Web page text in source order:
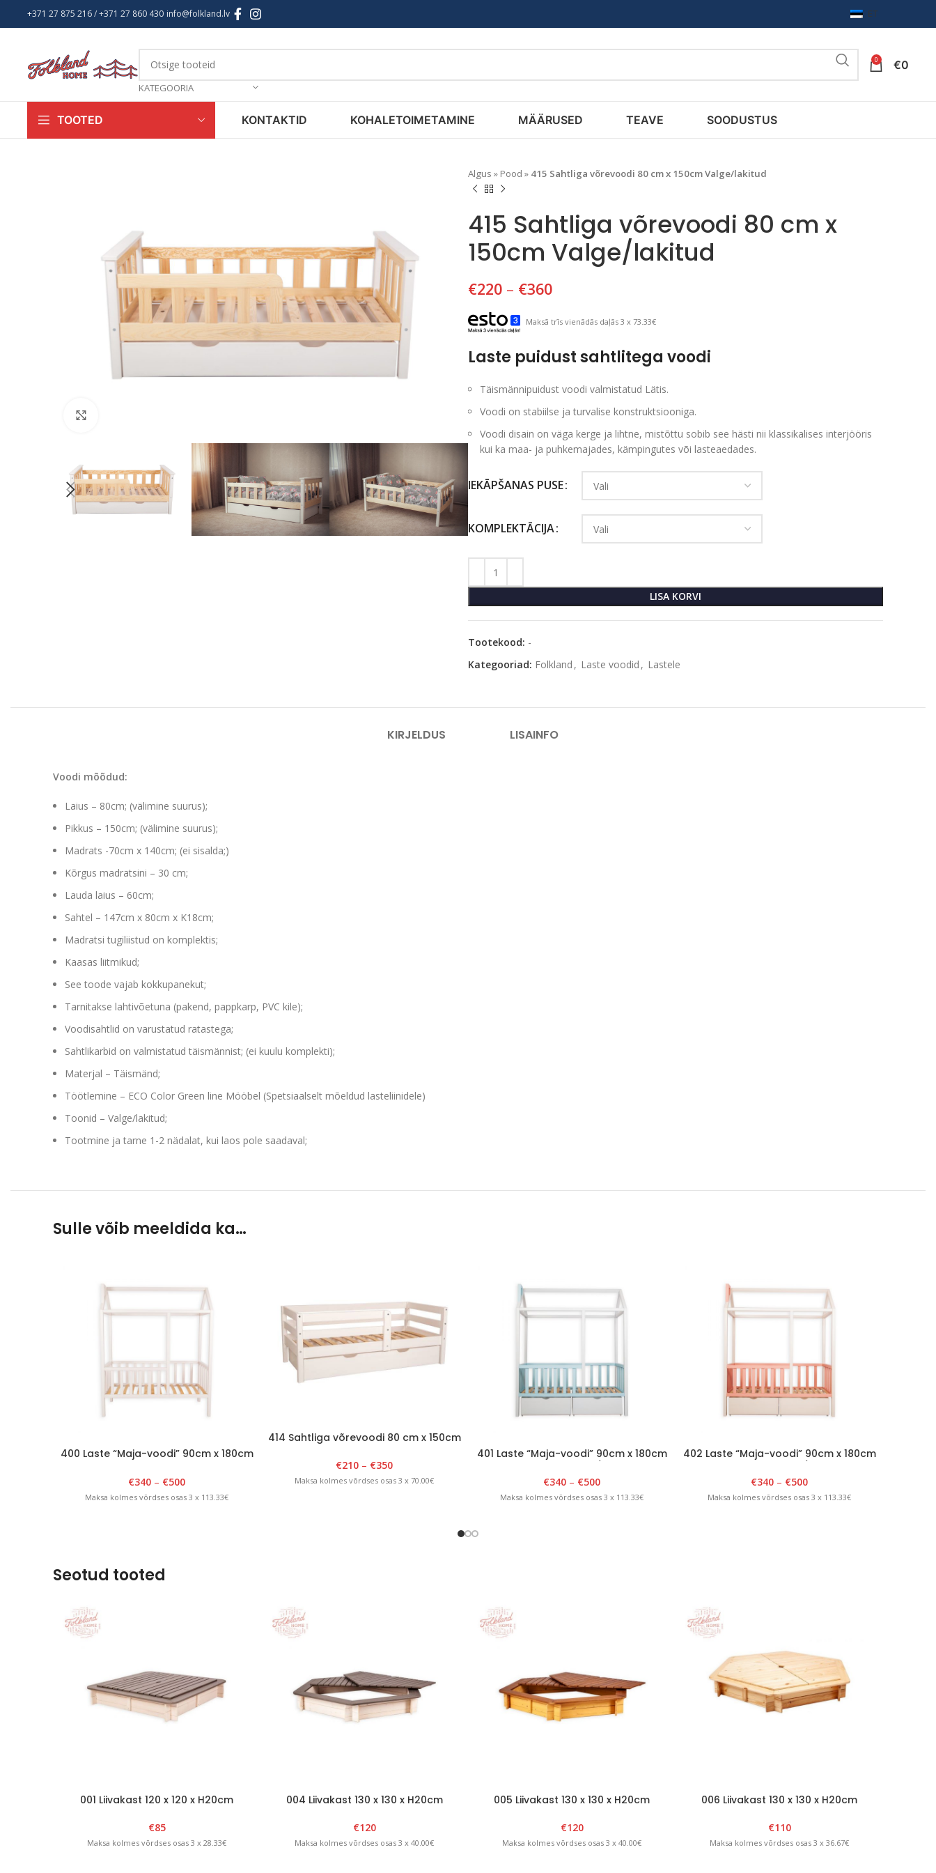
+371 27 875 216/ +371 27 860 430 info@folkland.lv ET
KATEGOORIA
0 €0
TOOTED KONTAKTID KOHALETOIMETAMINE MÄÄRUSED TEAVE SOODUSTUS
Algus » Pood » 415 Sahtliga võrevoodi 80 cm x 150cm Valge/lakitud
415 Sahtliga võrevoodi 80 cm x
150cm Valge/lakitud
€220 – €360
Maksā trīs vienādās daļās 3 x 73.33€
Laste puidust sahtlitega voodi
Täismännipuidust voodi valmistatud Lätis.
Voodi on stabiilse ja turvalise konstruktsiooniga.
Voodi disain on väga kerge ja lihtne, mistõttu sobib see hästi nii klassikalises interjööris
kui ka maa- ja puhkemajades, kämpingutes või lasteaedades.
IEKĀPŠANAS PUSE
KOMPLEKTĀCIJA
LISA KORVI
Tootekood: -
Kategooriad: Folkland , Laste voodid , Lastele
KIRJELDUS LISAINFO
Voodi mõõdud:
Laius – 80cm; (välimine suurus);
Pikkus – 150cm; (välimine suurus);
Madrats -70cm x 140cm; (ei sisalda;)
Kõrgus madratsini – 30 cm;
Lauda laius – 60cm;
Sahtel – 147cm x 80cm x K18cm;
Madratsi tugiliistud on komplektis;
Kaasas liitmikud;
See toode vajab kokkupanekut;
Tarnitakse lahtivõetuna (pakend, pappkarp, PVC kile);
Voodisahtlid on varustatud ratastega;
Sahtlikarbid on valmistatud täismännist; (ei kuulu komplekti);
Materjal – Täismänd;
Töötlemine – ECO Color Green line Mööbel (Spetsiaalselt mõeldud lasteliinidele)
Toonid – Valge/lakitud;
Tootmine ja tarne 1-2 nädalat, kui laos pole saadaval;
Sulle võib meeldida ka…
400 Laste “Maja-voodi” 90cm x 180cm
€340 – €500
Maksa kolmes võrdses osas 3 x 113.33€
414 Sahtliga võrevoodi 80 cm x 150cm
€210 – €350
Maksa kolmes võrdses osas 3 x 70.00€
401 Laste “Maja-voodi” 90cm x 180cm
€340 – €500
Maksa kolmes võrdses osas 3 x 113.33€
402 Laste “Maja-voodi” 90cm x 180cm
€340 – €500
Maksa kolmes võrdses osas 3 x 113.33€
Seotud tooted
001 Liivakast 120 x 120 x H20cm
€85
Maksa kolmes võrdses osas 3 x 28.33€
004 Liivakast 130 x 130 x H20cm
€120
Maksa kolmes võrdses osas 3 x 40.00€
005 Liivakast 130 x 130 x H20cm
€120
Maksa kolmes võrdses osas 3 x 40.00€
006 Liivakast 130 x 130 x H20cm
€110
Maksa kolmes võrdses osas 3 x 36.67€